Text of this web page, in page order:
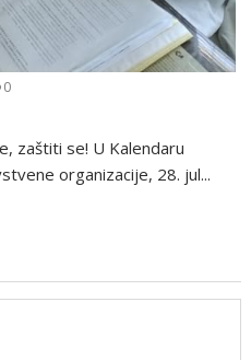
0
zaštiti se! U Kalendaru
organizacije, 28. jul...